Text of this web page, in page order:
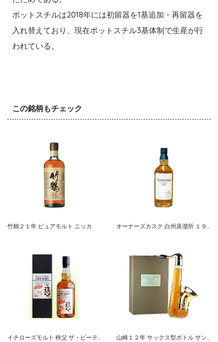
ポットスチルは2018年には初留器を1基追加・再留器を
入れ替えており、現在ポットスチル3基体制で生産が行
われている。
この銘柄もチェック
竹鶴２１年 ピュアモルト ニッカ オーナーズカスク 白州蒸溜所 １９９１-２００７ バーレル サントリーシングルカスクウイスキー
イチローズモルト 秩父 ザ・ピーテッド ２０１５ カスクストレングス 山崎１２年 サックス型ボトル サントリー ピュアモルト